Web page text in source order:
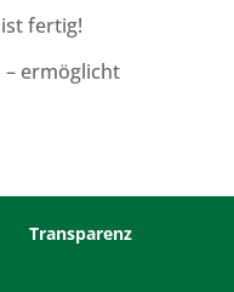
fertig!
– ermöglicht
Transparenz